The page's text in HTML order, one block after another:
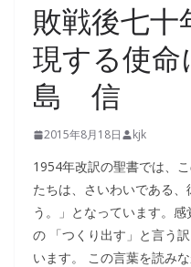
敗戦後七十
現する使
島 信
2015年8月18日 kjk
1954年改訳の聖書では、
たちは、さいわいである
う。」となっています。
の 「つくり出す」と言う
います。 この言葉を読み